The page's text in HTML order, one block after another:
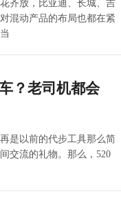
齐放，比亚迪、长城、吉
混动产品的布局也都在紧
？老司机都会
是以前的代步工具那么简
交流的礼物。那么，520